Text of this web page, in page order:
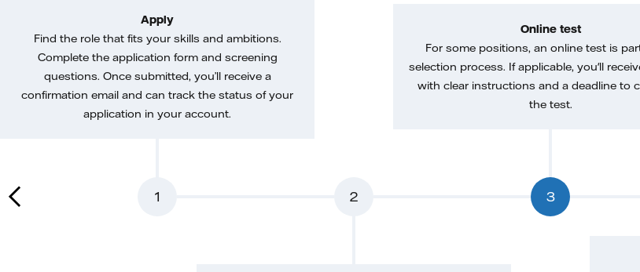
1
Apply
Find the role that fits your skills and ambitions.
Complete the application form and screening
questions. Once submitted, you’ll receive a
confirmation email and can track the status of your
application in your account.
2 3
Online test
For some positions, an online test is
selection process. If applicable, you'll
with clear instructions and a deadline to
the test.